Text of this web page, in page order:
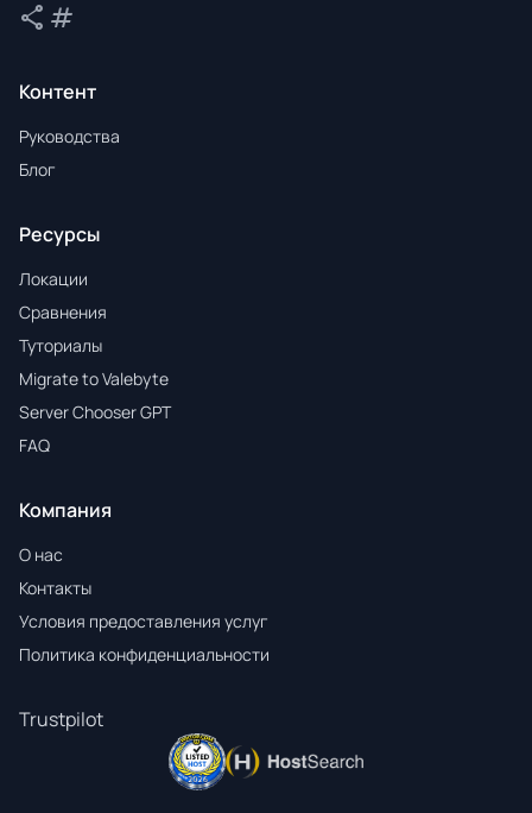
share Поделиться
tag
Контент
Руководства
Блог
Ресурсы
Локации
Сравнения
Туториалы
Migrate to Valebyte
Server Chooser GPT
FAQ
Компания
О нас
Контакты
Условия предоставления услуг
Политика конфиденциальности
Trustpilot